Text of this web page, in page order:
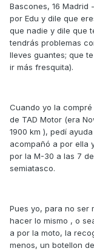
Bascones, 16 Madrid
por Edu y dile que
que nadie y dile que
tendrás problemas
lleves guantes; que
ir más fresquita).
Cuando yo la compré
de TAD Motor (era
1900 km ), pedí
acompañó a por ella
por la M-30 a las 7
semiatasco.
Pues yo, para no ser
hacer lo mismo , o
a por la moto, la
menos, un botellon